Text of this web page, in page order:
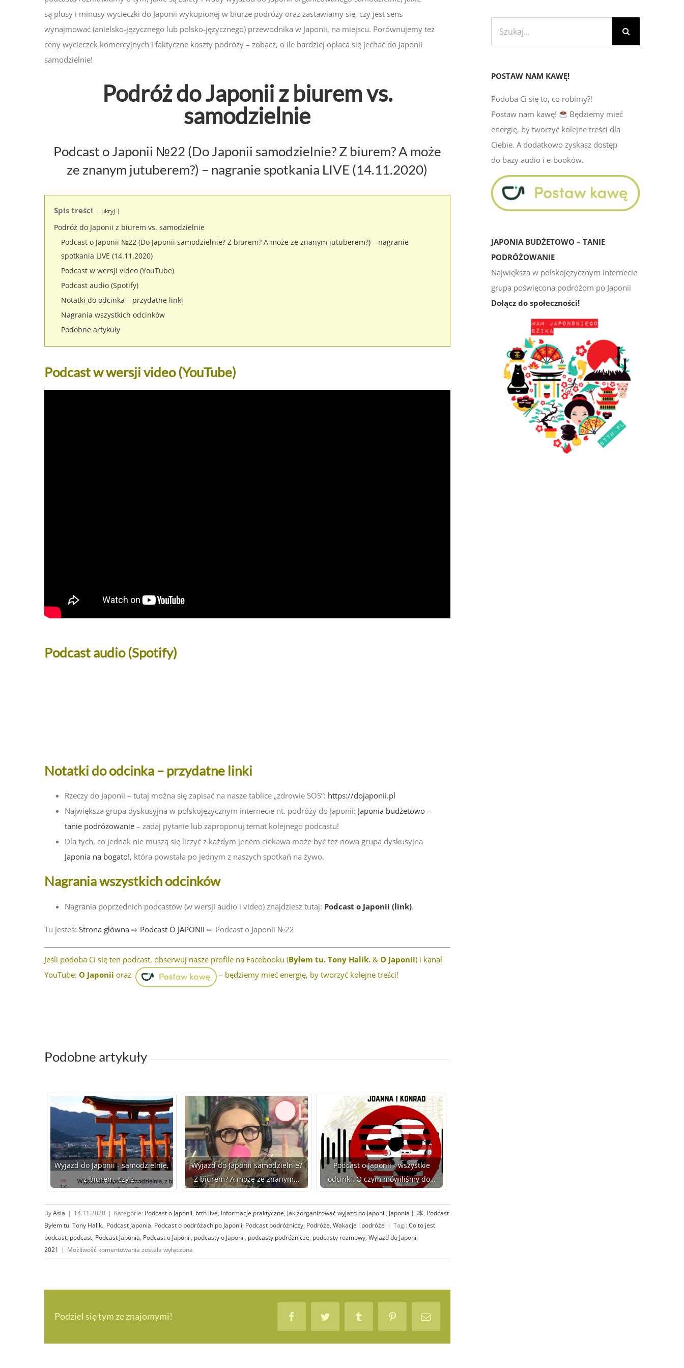
są plusy i minusy wycieczki do Japonii wykupionej w biurze podróży oraz zastawiamy się, czy jest sens
wynajmować (anielsko-języcznego lub polsko-języcznego) przewodnika w Japonii, na miejscu. Porównujemy też
ceny wycieczek komercyjnych i faktyczne koszty podróży – zobacz, o ile bardziej opłaca się jechać do Japonii
samodzielnie!
Podróż do Japonii z biurem vs.
samodzielnie
Podcast o Japonii №22 (Do Japonii samodzielnie? Z biurem? A może
ze znanym jutuberem?) – nagranie spotkania LIVE (14.11.2020)
Spis treści ukryj
Podróż do Japonii z biurem vs. samodzielnie
Podcast o Japonii №22 (Do Japonii samodzielnie? Z biurem? A może ze znanym jutuberem?) – nagranie
spotkania LIVE (14.11.2020)
Podcast w wersji video (YouTube)
Podcast audio (Spotify)
Notatki do odcinka – przydatne linki
Nagrania wszystkich odcinków
Podobne artykuły
Podcast w wersji video (YouTube)
Podcast audio (Spotify)
Notatki do odcinka –przydatne linki
Rzeczy do Japonii – tutaj można się zapisać na nasze tablice „zdrowie SOS”: https://dojaponii.pl
Największa grupa dyskusyjna w polskojęzycznym internecie nt. podróży do Japonii: Japonia budżetowo –
tanie podróżowanie – zadaj pytanie lub zaproponuj temat kolejnego podcastu!
Dla tych, co jednak nie muszą się liczyć z każdym jenem ciekawa może być też nowa grupa dyskusyjna
Japonia na bogato!, która powstała po jednym z naszych spotkań na żywo.
Nagrania wszystkich odcinków
Nagrania poprzednich podcastów (w wersji audio i video) znajdziesz tutaj: Podcast o Japonii (link).
Tu jesteś: Strona główna ⇨ Podcast O JAPONII ⇨ Podcast o Japonii №22
Jeśli podoba Ci się ten podcast, obserwuj nasze profile na Facebooku (Byłem tu. Tony Halik. & O Japonii) i kanał
YouTube: O Japonii oraz – będziemy mieć energię, by tworzyć kolejne treści!
Podobne artykuły
Wyjazd do Japonii - samodzielnie,
z biurem, czy z…
Wyjazd do Japonii samodzielnie?
Z biurem? A może ze znanym…
Podcast o Japonii - wszystkie
odcinki. O czym mówiliśmy do…
ByAsia | 14.11.2020 | Kategorie: Podcast o Japonii, btth live, Informacje praktyczne, Jak zorganizować wyjazd do Japonii, Japonia 日本, Podcast
Byłem tu. Tony Halik., Podcast Japonia, Podcast o podróżach po Japonii, Podcast podróżniczy, Podróże, Wakacje i podróże | Tagi: Co to jest
podcast, podcast, Podcast Japonia, Podcast o Japonii, podcasty o Japonii, podcasty podróżnicze, podcasty rozmowy, Wyjazd do Japonii
2021 | Możliwość komentowania Podcast
o Japonii
A może
została wyłączona
Podziel się tym ze znajomymi! FacebookTwitter Tumblr PinterestEmail
POSTAW NAM KAWĘ!
Podoba Ci się to, co robimy?!
Postaw nam kawę!
Będziemy mieć
energię, by tworzyć kolejne treści dla
Ciebie. A dodatkowo zyskasz dostęp
do bazy audio i e-booków.
JAPONIA BUDŻETOWO – TANIE
PODRÓŻOWANIE
Największa w polskojęzycznym internecie
grupa poświęcona podróżom po Japonii
Dołącz do społeczności!